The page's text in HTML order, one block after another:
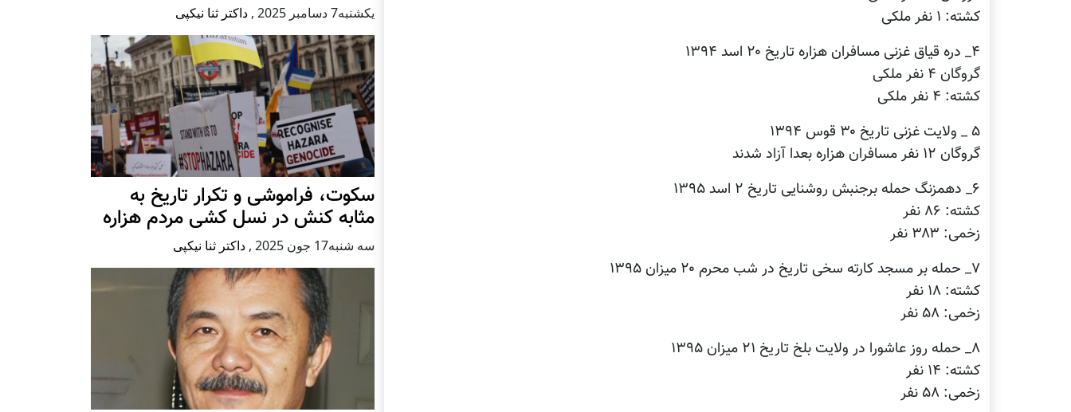
کشته: ۱ نفر ملکی
۴_ دره قیاق غزنی مسافران هزاره تاریخ ۲۰ اسد ۱۳۹۴
گروگان ۴ نفر ملکی
کشته: ۴ نفر ملکی
۵ _ ولایت غزنی تاریخ ۳۰ قوس ۱۳۹۴
گروگان ۱۲ نفر مسافران هزاره بعدا آزاد شدند
۶_ دهمزنگ حمله برجنبش روشنایی تاریخ ۲ اسد ۱۳۹۵
کشته: ۸۶ نفر
زخمی: ۳۸۳ نفر
۷_ حمله بر مسجد کارته سخی تاریخ در شب محرم ۲۰ میزان ۱۳۹۵
کشته: ۱۸ نفر
زخمی: ۵۸ نفر
۸_ حمله روز عاشورا در ولایت بلخ تاریخ ۲۱ میزان ۱۳۹۵
کشته: ۱۴ نفر
زخمی: ۵۸ نفر
يكشنبه7 دسامبر 2025 , داکتر ثنا نیکپی
سکوت، فراموشی و تکرار تاريخ به
مثابه کنش در نسل کشی مردم هزاره
سه شنبه17 جون 2025 , داکتر ثنا نیکپی